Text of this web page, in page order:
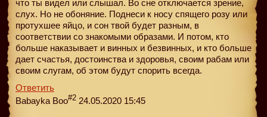
что ты видел или слышал. Во сне отключается зрение,
слух. Но не обоняние. Поднеси к носу спящего розу или
протухшее яйцо, и сон твой будет разным, в
соответствии со знакомыми образами. И потом, кто
больше наказывает и винных и безвинных, и кто больше
дает счастья, достоинства и здоровья, своим рабам или
своим слугам, об этом будут спорить всегда.
Ответить
Babayka Boo#2 24.05.2020 15:45